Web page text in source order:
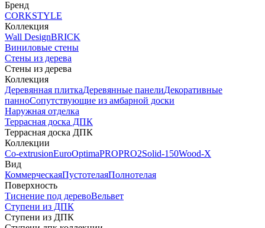
Бренд
CORKSTYLE
Коллекция
Wall DesignBRICK
Виниловые стены
Стены из дерева
Стены из дерева
Коллекция
Деревянная плиткаДеревянные панелиДекоративные
панноСопутствующие из амбарной доски
Наружная отделка
Террасная доска ДПК
Террасная доска ДПК
Коллекции
Co-extrusionEuroOptimaPROPRO2Solid-150Wood-X
Вид
КоммерческаяПустотелаяПолнотелая
Поверхность
Тиснение под деревоВельвет
Ступени из ДПК
Ступени из ДПК